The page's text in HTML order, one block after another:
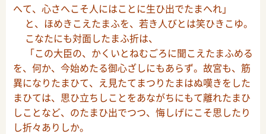
へて、心さへこそ人にはことに生ひ出でたまへれ」
と、ほめきこえたまふを、若き人びとは笑ひきこゆ。
こなたにも対面したまふ折は、
「この大臣の、かくいとねむごろに聞こえたまふめる
を、何か、今始めたる御心ざしにもあらず。故宮も、筋
異になりたまひて、え見たてまつりたまはぬ嘆きをした
まひては、思ひ立ちしことをあながちにもて離れたまひ
しことなど、のたまひ出でつつ、悔しげにこそ思したり
し折々ありしか。